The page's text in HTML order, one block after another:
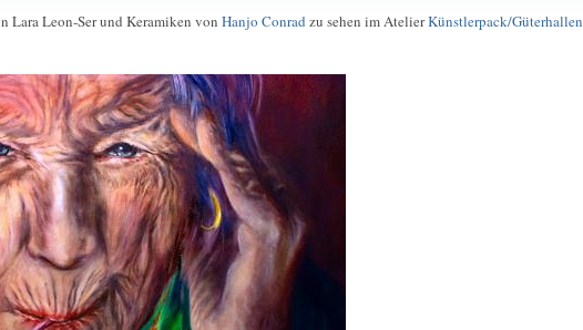
Lara Leon-Ser und Keramiken von Hanjo Conrad zu sehen im AtelierKünstlerpack/Güterhallen